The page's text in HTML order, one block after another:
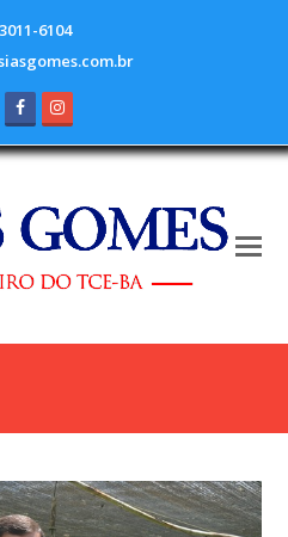
6104
TwitterFacebook